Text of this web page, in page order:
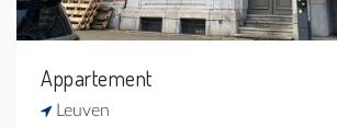
Appartement
Leuven